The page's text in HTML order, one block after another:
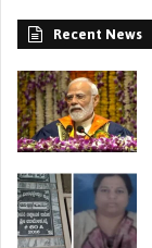
Recent News